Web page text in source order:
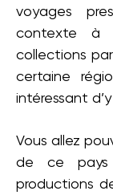
voyages
contexte à
collections par
certaine
intéressant
Vous allez
de ce pays
productions